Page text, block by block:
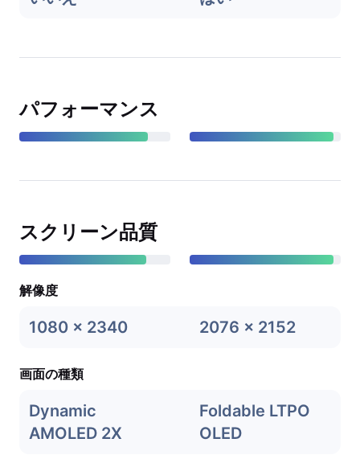
パフォーマンス
スクリーン品質
解像度
1080 x 2340 2076 x 2152
画面の種類
Dynamic
AMOLED 2X
Foldable LTPO
OLED